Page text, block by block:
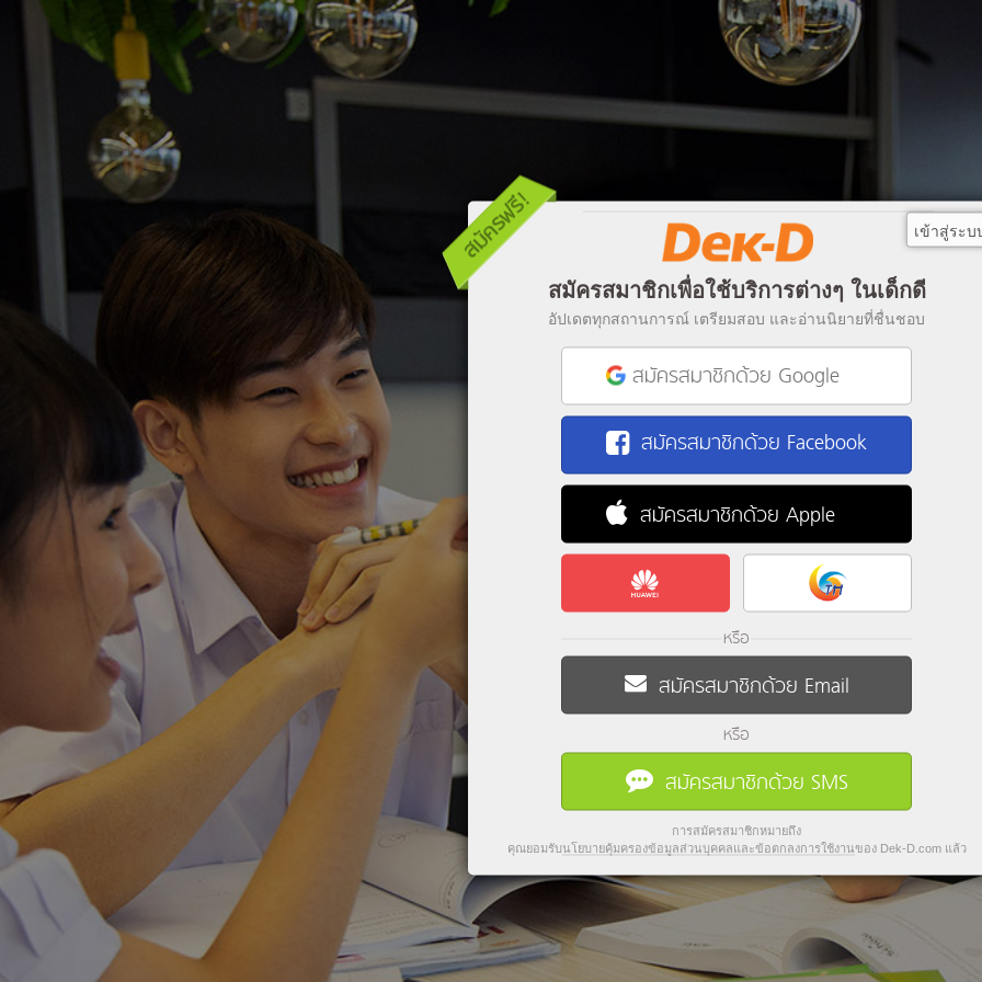
สมัครสมาชิกเพื่อใช้บริการต่างๆ ในเด็กดี
อัปเดตทุกสถานการณ์ เตรียมสอบ และอ่านนิยายที่ชื่นชอบ
สมัครสมาชิกด้วย Google
สมัครสมาชิกด้วย Facebook
สมัครสมาชิกด้วย Apple
หรือ
สมัครสมาชิกด้วย Email
หรือ
สมัครสมาชิกด้วย SMS
การสมัครสมาชิกหมายถึง
คุณยอมรับนโยบายคุ้มครองข้อมูลส่วนบุคคลและข้อตกลงการใช้งานของ Dek-D.com แล้ว
เข้าสู่ระบ